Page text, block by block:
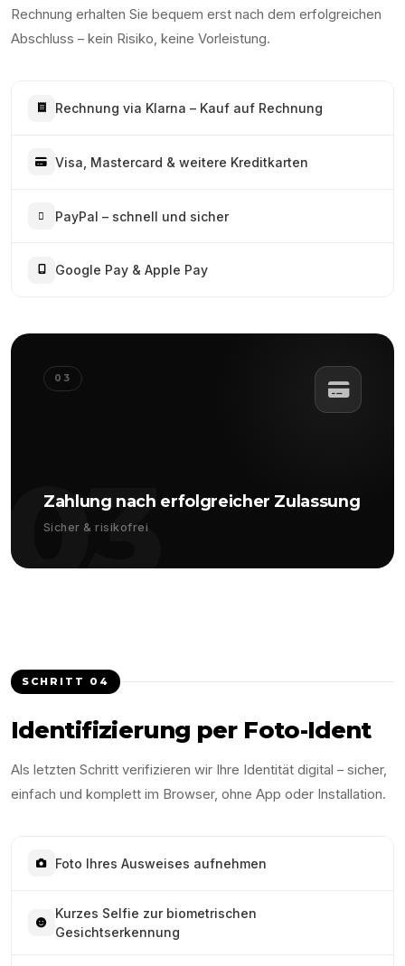
Rechnung erhalten Sie bequem erst nach dem erfolgreichen
Abschluss – kein Risiko, keine Vorleistung.
Rechnung via Klarna – Kauf auf Rechnung
Visa, Mastercard & weitere Kreditkarten
PayPal – schnell und sicher
Google Pay & Apple Pay
03
03
Zahlung nach erfolgreicher Zulassung
Sicher & risikofrei
SCHRITT 04
Identifizierung per Foto-Ident
Als letzten Schritt verifizieren wir Ihre Identität digital – sicher,
einfach und komplett im Browser, ohne App oder Installation.
Foto Ihres Ausweises aufnehmen
Kurzes Selfie zur biometrischen
Gesichtserkennung